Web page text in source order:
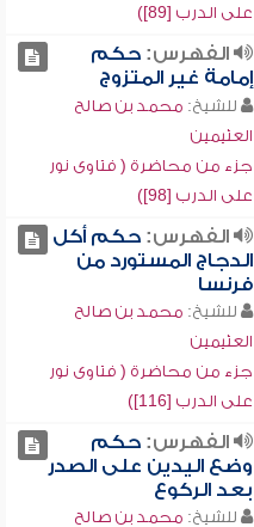
على الدرب [89])
الفهرس:حكم
إمامة غير المتزوج
للشيخ: محمد بن صالح
العثيمين
جزء من محاضرة ( فتاوى نور
على الدرب [98])
الفهرس:حكم أكل
الدجاج المستورد من
فرنسا
للشيخ: محمد بن صالح
العثيمين
جزء من محاضرة ( فتاوى نور
على الدرب [116])
الفهرس:حكم
وضع اليدين على الصدر
بعد الركوع
للشيخ: محمد بن صالح